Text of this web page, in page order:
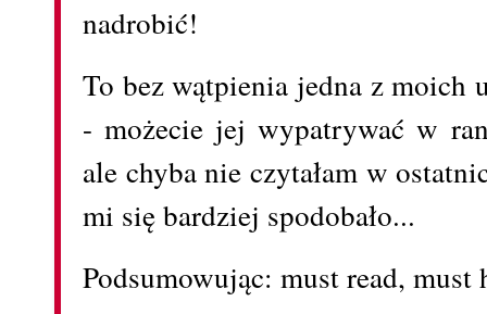
nadrobić!
To bez wątpienia jedna z
- możecie jej wypatrywać w
ale chyba nie czytałam w
mi się bardziej spodobało...
Podsumowując: must read, must